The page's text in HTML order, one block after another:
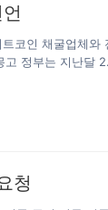
코인 채굴업체와
고 정부는 지난달
다 인건비도 싸 비
청